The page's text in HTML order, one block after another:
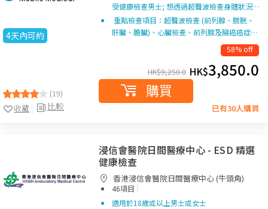
4天內可約
(19)
比較
收藏
受健康檢查男士; 想透過超聲波檢查身體狀況…
重點檢查項目：超聲波檢查 (前列腺、膀胱、
肝臟、膽臟)、心臟檢查、前列腺及腸癌癌症…
58% off
HK$9,250.0 HK$3,850.0
購買
已有30人購買
浸信會醫院日間醫療中心 - ESD 精選
健康檢查
香港浸信會醫院日間醫療中心 (牛頭角)
46項目 |
適用於18歲或以上男士或女士